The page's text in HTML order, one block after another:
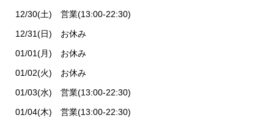
12/30(土) 営業(13:00-22:30)
12/31(日) お休み
01/01(月) お休み
01/02(火) お休み
01/03(水) 営業(13:00-22:30)
01/04(木) 営業(13:00-22:30)